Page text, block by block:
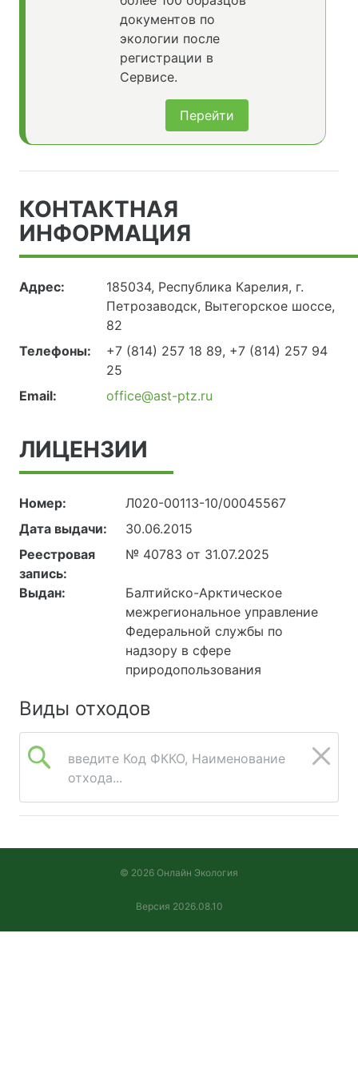
документов по
экологии после
регистрации в
Сервисе.
Перейти
КОНТАКТНАЯ
ИНФОРМАЦИЯ
Адрес:
185034, Республика Карелия, г.
Петрозаводск, Вытегорское шоссе,
82
Телефоны:
+7 (814) 257 18 89, +7 (814) 257 94
25
Email:
office@ast-ptz.ru
ЛИЦЕНЗИИ
Номер:
Л020-00113-10/00045567
Дата выдачи:
30.06.2015
Реестровая
запись:
№ 40783 от 31.07.2025
Выдан:
Балтийско-Арктическое
межрегиональное управление
Федеральной службы по
надзору в сфере
природопользования
Виды отходов
введите Код ФККО, Наименование
отхода...
© 2026 Онлайн Экология
Версия 2026.08.10